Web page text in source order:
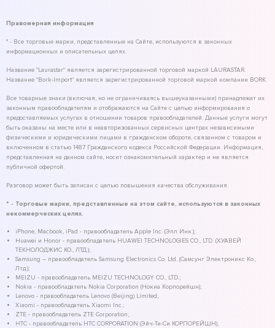
Правомерная информация
* - Все торговые марки, представленные на Сайте, используются в законных
информационных и описательных целях.
Название "Laurastar" является зарегистрированной торговой маркой LAURASTAR.
Название "Bork-Import" является зарегистрированной торговой маркой компании BORK.
Все товарные знаки (включая, но не ограничиваясь вышеуказанными) принадлежат их
законным правообладателям и отображаются на Сайте с целью информирования о
предоставляемых услугах в отношении товаров правообладателей. Данные услуги могут
быть оказаны на месте или в неавторизованных сервисных центрах независимыми
физическими и юридическими лицами в гражданском обороте, связанном с товаром и
включенном в статью 1487 Гражданского кодекса Российской Федерации. Информация,
представленная на данном сайте, носит ознакомительный характер и не является
публичной офертой.
Разговор может быть записан с целью повышения качества обслуживания.
* - Торговые марки, представленные на этом сайте, используются в законных
некоммерческих целях.
iPhone, Macbook, iPad - правообладатель Apple Inc. (Эпл Инк.);
Huawei и Honor - правообладатель HUAWEI TECHNOLOGIES CO., LTD. (ХУАВЕЙ
ТЕКНОЛОДЖИС КО., ЛТД.);
Samsung – правообладатель Samsung Electronics Co. Ltd. (Самсунг Электроникс Ко.,
Лтд.);
MEIZU - правообладатель MEIZU TECHNOLOGY CO., LTD.;
Nokia - правообладатель Nokia Corporation (Нокиа Корпорейшн);
Lenovo - правообладатель Lenovo (Beijing) Limited;
Xiaomi - правообладатель Xiaomi Inc.;
ZTE - правообладатель ZTE Corporation;
HTC - правообладатель HTC CORPORATION (Эйч-Ти-Си КОРПОРЕЙШН);